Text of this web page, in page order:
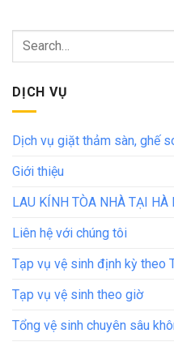
DỊCH VỤ
Dịch vụ giặt thảm sàn, ghế
Giới thiệu
LAU KÍNH TÒA NHÀ TẠI
Liên hệ với chúng tôi
Tạp vụ vệ sinh định kỳ theo
Tạp vụ vệ sinh theo giờ
Tổng vệ sinh chuyên sâu